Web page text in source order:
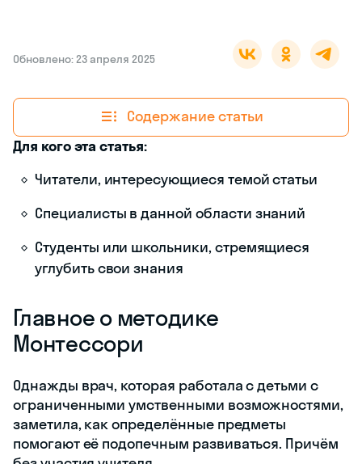
Обновлено: 23 апреля 2025
Содержание статьи
Для кого эта статья:
Читатели, интересующиеся темой статьи
Специалисты в данной области знаний
Студенты или школьники, стремящиеся
углубить свои знания
Главное о методике
Монтессори
Однажды врач, которая работала с детьми с
ограниченными умственными возможностями,
заметила, как определённые предметы
помогают её подопечным развиваться. Причём